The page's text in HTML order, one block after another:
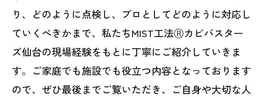
り、どのように点検し、プロとしてどのように対応し
ていくべきかまで、私たちMIST工法Ⓡカビバスター
ズ仙台の現場経験をもとに丁寧にご紹介していきま
す。ご家庭でも施設でも役立つ内容となっております
ので、ぜひ最後までご覧いただき、ご自身や大切な人